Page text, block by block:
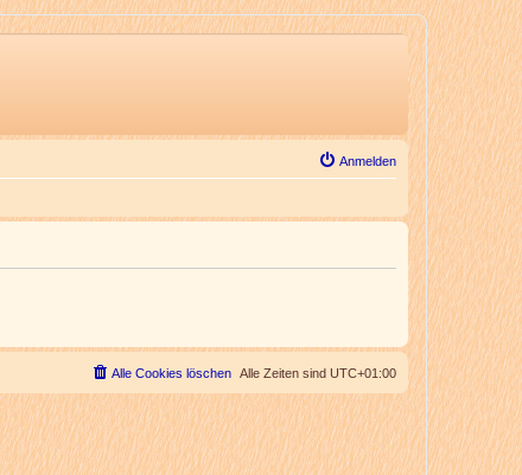
Anmelden
Alle Zeiten sind UTC+01:00
Alle Cookies löschen